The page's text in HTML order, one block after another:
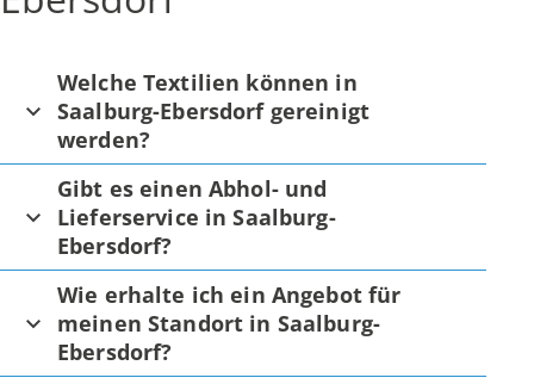
Welche Textilien können in
Saalburg-Ebersdorf gereinigt
werden?
Gibt es einen Abhol- und
Lieferservice in Saalburg-
Ebersdorf?
Wie erhalte ich ein Angebot für
meinen Standort in Saalburg-
Ebersdorf?